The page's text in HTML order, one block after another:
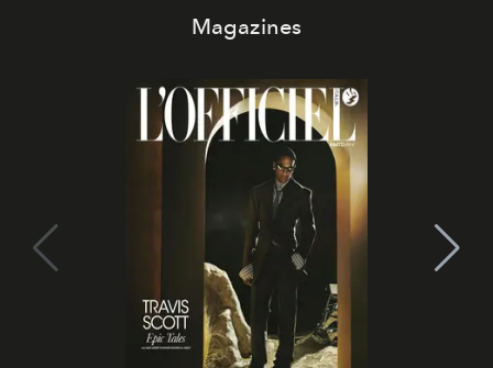
Magazines